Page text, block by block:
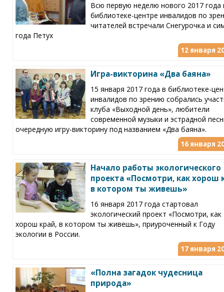
Всю первую неделю нового 2017 года
библиотеке-центре инвалидов по
читателей встречали Снегурочка и
года Петух
12 января
Игра-викторина «Два баяна»
15 января 2017 года в библиотеке-
инвалидов по зрению собрались
клуба «Выходной день», любители
современной музыки и эстрадной
очередную игру-викторину под названием «Два баяна».
16 января
Начало работы экологического
проекта «Посмотри, как хорош
в котором ты живешь»
16 января 2017 года стартовал
экологический проект «Посмотри, как
хорош край, в котором ты живешь», приуроченный к Году
экологии в России.
17 января
«Полна загадок чудесница
природа»